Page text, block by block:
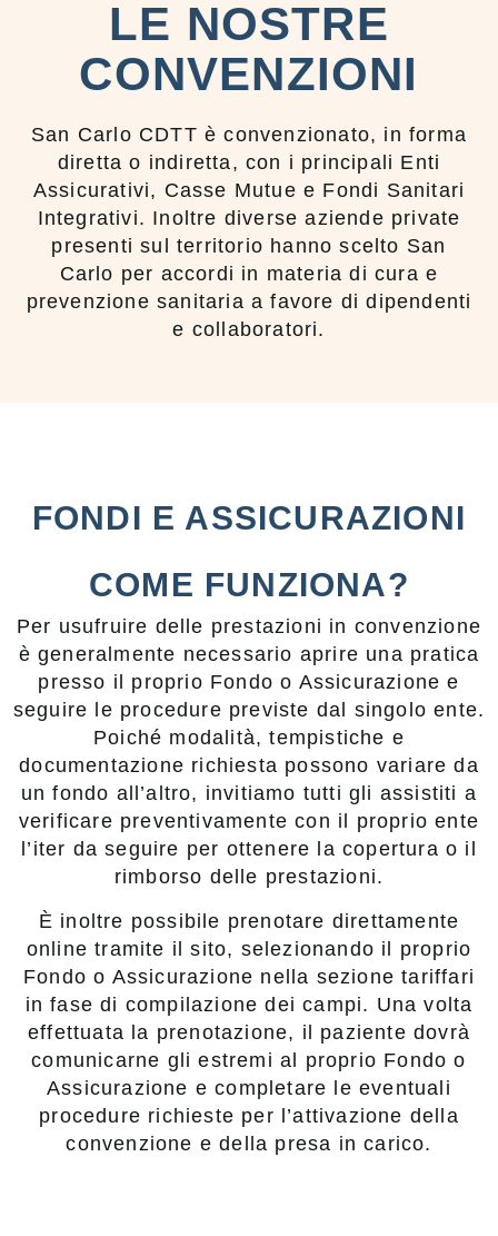
LE NOSTRE
CONVENZIONI
San Carlo CDTT è convenzionato, in forma
diretta o indiretta, con i principali Enti
Assicurativi, Casse Mutue e Fondi Sanitari
Integrativi. Inoltre diverse aziende private
presenti sul territorio hanno scelto San
Carlo per accordi in materia di cura e
prevenzione sanitaria a favore di dipendenti
e collaboratori.
FONDI E ASSICURAZIONI
COME FUNZIONA?
Per usufruire delle prestazioni in convenzione
è generalmente necessario aprire una pratica
presso il proprio Fondo o Assicurazione e
seguire le procedure previste dal singolo ente.
Poiché modalità, tempistiche e
documentazione richiesta possono variare da
un fondo all’altro, invitiamo tutti gli assistiti a
verificare preventivamente con il proprio ente
l’iter da seguire per ottenere la copertura o il
rimborso delle prestazioni.
È inoltre possibile prenotare direttamente
online tramite il sito, selezionando il proprio
Fondo o Assicurazione nella sezione tariffari
in fase di compilazione dei campi. Una volta
effettuata la prenotazione, il paziente dovrà
comunicarne gli estremi al proprio Fondo o
Assicurazione e completare le eventuali
procedure richieste per l’attivazione della
convenzione e della presa in carico.